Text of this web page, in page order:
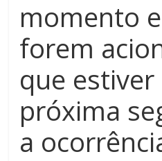
momento
forem
que estiver
próxima
a